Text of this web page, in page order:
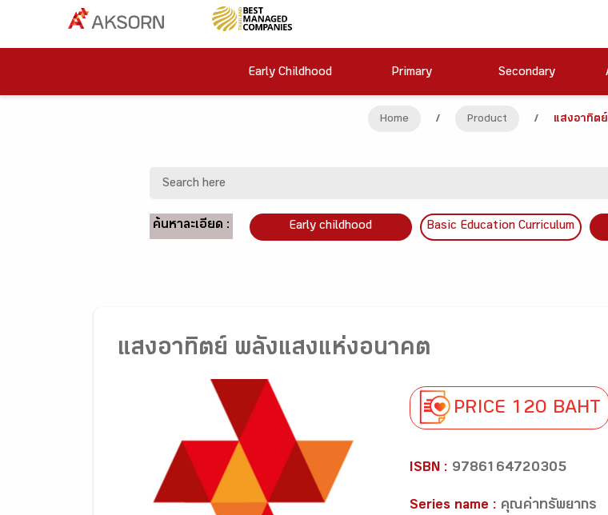
Early Childhood Primary Secondary
Home / Product / แสงอาทิต
ค้นหาละเอียด : Early childhood Basic Education Curriculum
แสงอาทิตย์ พลังแสงแห่งอนาคต
PRICE 120 BAHT
ISBN : 9786164720305
Series name : คุณค่าทรัพยากร